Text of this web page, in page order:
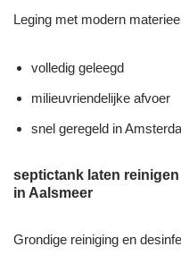
Leging met modern
volledig geleegd
milieuvriendelijke afvoer
snel geregeld in
septictank laten reinigen
in Aalsmeer
Grondige reiniging en